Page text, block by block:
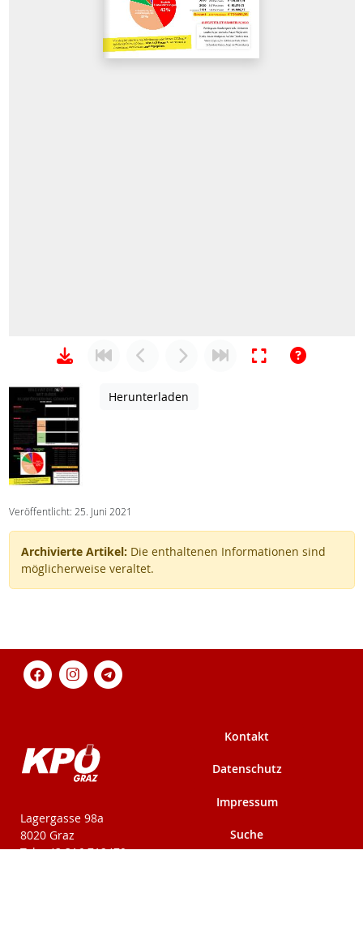
Herunterladen
Veröffentlicht: 25. Juni 2021
Archivierte Artikel: Die enthaltenen Informationen sind
möglicherweise veraltet.
KPÖ-Steiermark
Lagergasse 98a
8020 Graz
Tel: +43 316 712479
Kontakt
Datenschutz
Impressum
Suche